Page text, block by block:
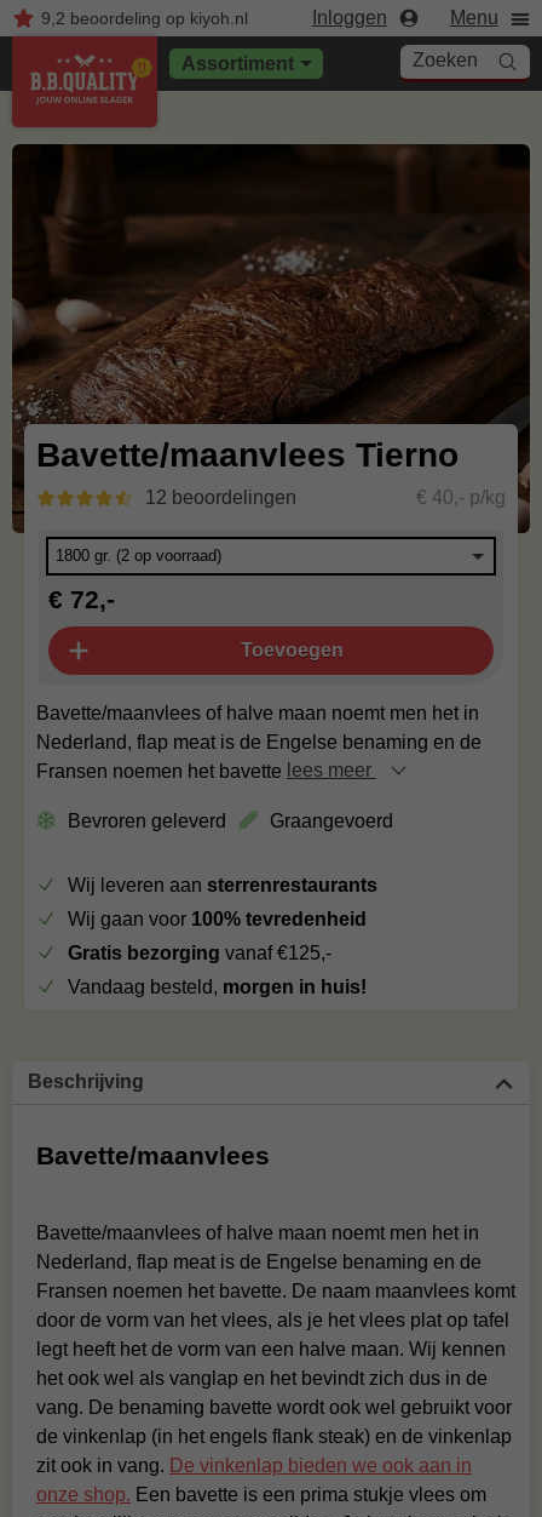
9,2 beoordelingop kiyoh.nl Inloggen Menu
Assortiment Zoeken
Bavette/maanvlees Tierno
12 beoordelingen € 40,- p/kg
Bavette/maanvlees of halve maan noemt men het in
Nederland, flap meat is de Engelse benaming en de
Fransen noemen het bavette lees meer
Bevroren geleverd Graangevoerd
€ 72,-
Toevoegen
Wij leveren aan sterrenrestaurants
Wij gaan voor 100% tevredenheid
Gratis bezorging vanaf €125,-
Vandaag besteld, morgen in huis!
Beschrijving
Bavette/maanvlees
Bavette/maanvlees of halve maan noemt men het in
Nederland, flap meat is de Engelse benaming en de
Fransen noemen het bavette. De naam maanvlees komt
door de vorm van het vlees, als je het vlees plat op tafel
legt heeft het de vorm van een halve maan. Wij kennen
het ook wel als vanglap en het bevindt zich dus in de
vang. De benaming bavette wordt ook wel gebruikt voor
de vinkenlap (in het engels flank steak) en de vinkenlap
zit ook in vang. De vinkenlap bieden we ook aan in
onze shop. Een bavette is een prima stukje vlees om